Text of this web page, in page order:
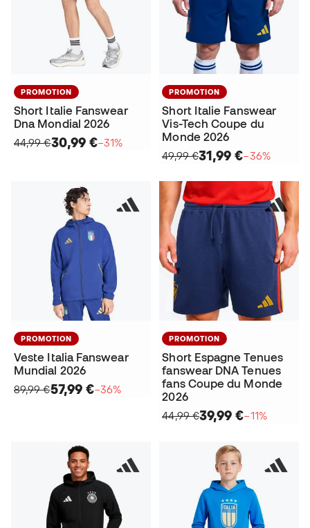
PROMOTION
Short Italie Fanswear
Dna Mondial 2026
44,99 €30,99 €−31%
PROMOTION
Short Italie Fanswear
Vis-Tech Coupe du
Monde 2026
49,99 €31,99 €−36%
PROMOTION
Veste Italia Fanswear
Mundial 2026
89,99 €57,99 €−36%
PROMOTION
Short Espagne Tenues
fanswear DNA Tenues
fans Coupe du Monde
2026
44,99 €39,99 €−11%